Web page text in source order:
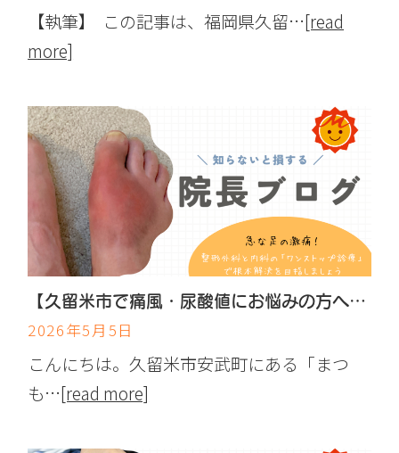
【執筆】 この記事は、福岡県久留…[read
more]
【久留米市で痛風・尿酸値にお悩みの方へ】急な足の激痛！整形外科と内科の「ワンストップ診療」で根本解決を目指しましょう
2026年5月5日
こんにちは。久留米市安武町にある「まつ
も…[read more]